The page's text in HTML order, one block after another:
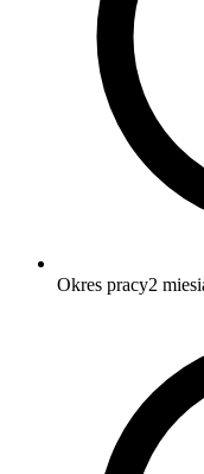
Okres pracy2